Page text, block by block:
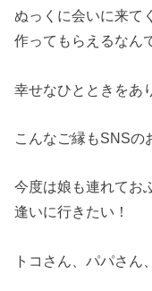
ぬっくに会いに来て
作ってもらえるなん
幸せなひとときをあ
こんなご縁もSNSの
今度は娘も連れてお
逢いに行きたい！
トコさん、パパさん、